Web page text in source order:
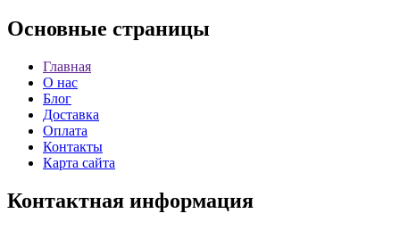
Основные страницы
Главная
О нас
Блог
Доставка
Оплата
Контакты
Карта сайта
Контактная информация